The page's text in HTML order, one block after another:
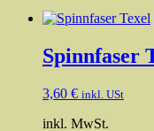
Spinnfaser
3,60 € inkl. USt
inkl. MwSt.